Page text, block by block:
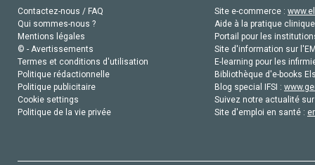
Contactez-nous / FAQ
Qui sommes-nous ?
Mentions légales
© - Avertissements
Termes et conditions d'utilisation
Politique rédactionnelle
Politique publicitaire
Cookie settings
Politique de la vie privée
Site e-commerce :
Aide à la pratique
Portail pour les
Site d'information sur
E-learning pour les
Bibliothèque d'e-books
Blog special IFSI :
Suivez notre actualité
Site d'emploi en santé :